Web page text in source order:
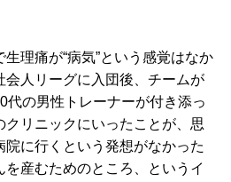
理痛が“病気”という感覚はなか
会人リーグに入団後、チームが
代の男性トレーナーが付き添っ
リニックにいったことが、思
に行くという発想がなかった
を産むためのところ、というイ